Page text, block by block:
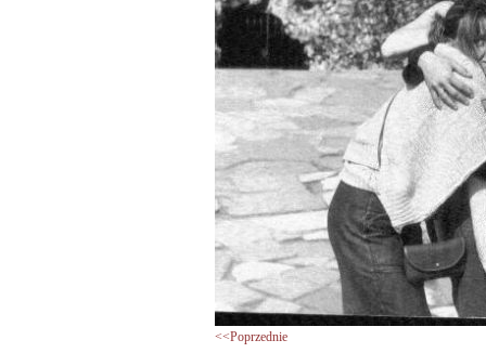
<<Poprzednie